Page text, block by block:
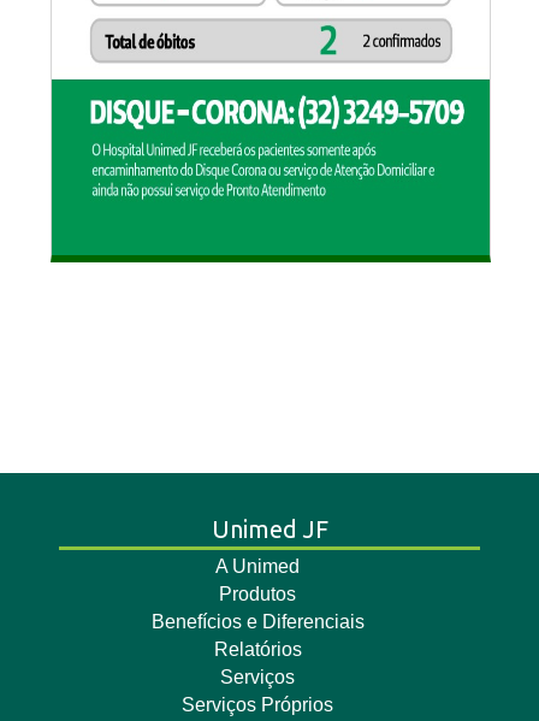
Unimed JF
A Unimed
Produtos
Benefícios e Diferenciais
Relatórios
Serviços
Serviços Próprios